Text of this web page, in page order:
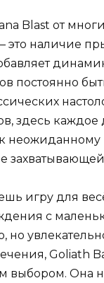
Blast от
это наличие
постоянно
здесь
неожиданному
игру для
с
но
Goliath
выбором. Она